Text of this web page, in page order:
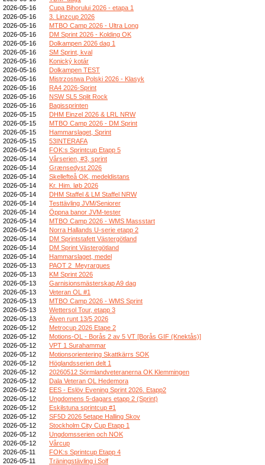
2026-05-16
Cupa Bihorului 2026 - etapa 1
2026-05-16
3. Linzcup 2026
2026-05-16
MTBO Camp 2026 - Ultra Long
2026-05-16
DM Sprint 2026 - Kolding OK
2026-05-16
Dolkampen 2026 dag 1
2026-05-16
SM Sprint, kval
2026-05-16
Konický kotár
2026-05-16
Dolkampen TEST
2026-05-16
Mistrzostwa Polski 2026 - Klasyk
2026-05-16
RA4 2026-Sprint
2026-05-16
NSW SL5 Split Rock
2026-05-16
Bagissprinten
2026-05-15
DHM Einzel 2026 & LRL NRW
2026-05-15
MTBO Camp 2026 - DM Sprint
2026-05-15
Hammarslaget, Sprint
2026-05-15
53INTERAFA
2026-05-14
FOK:s Sprintcup Etapp 5
2026-05-14
Vårserien, #3, sprint
2026-05-14
Grænsedyst 2026
2026-05-14
Skellefteå OK, medeldistans
2026-05-14
Kr. Him. løb 2026
2026-05-14
DHM Staffel & LM Staffel NRW
2026-05-14
Testtävling JVM/Seniorer
2026-05-14
Öppna banor JVM-tester
2026-05-14
MTBO Camp 2026 - WMS Massstart
2026-05-14
Norra Hallands U-serie etapp 2
2026-05-14
DM Sprintstafett Västergötland
2026-05-14
DM Sprint Västergötland
2026-05-14
Hammarslaget, medel
2026-05-13
PAOT 2_Meyrargues
2026-05-13
KM Sprint 2026
2026-05-13
Garnisionsmästerskap A9 dag
2026-05-13
Veteran OL #1
2026-05-13
MTBO Camp 2026 - WMS Sprint
2026-05-13
Wettersol Tour, etapp 3
2026-05-13
Älven runt 13/5 2026
2026-05-12
Metrocup 2026 Etape 2
2026-05-12
Motions-OL - Borås 2 av 5 VT [Borås GIF (Knektås)]
2026-05-12
VPT 1 Surahammar
2026-05-12
Motionsorientering Skattkärrs SOK
2026-05-12
Höglandsserien delt 1
2026-05-12
20260512 Sörmlandveteranerna OK Klemmingen
2026-05-12
Dala Veteran OL Hedemora
2026-05-12
EES - Eslöv Evening Sprint 2026. Etapp2
2026-05-12
Ungdomens 5-dagars etapp 2 (Sprint)
2026-05-12
Eskilstuna sprintcup #1
2026-05-12
SF5D 2026 5etape Halling Skov
2026-05-12
Stockholm City Cup Etapp 1
2026-05-12
Ungdomsserien och NOK
2026-05-12
Vårcup
2026-05-11
FOK:s Sprintcup Etapp 4
2026-05-11
Träningstävling i Solf